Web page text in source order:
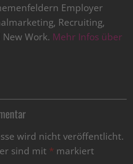
Employer
Recruiting,
Work. Mehr Infos über
wird nicht veröffentlicht.
sind mit * markiert